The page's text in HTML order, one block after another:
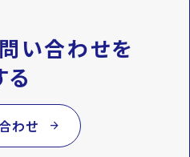
い合わせを
る
わせ arrow_forward